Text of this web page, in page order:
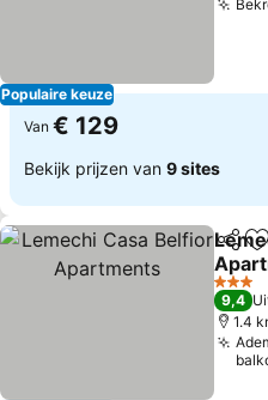
Populaire keuze
Van € 129
Bekijk prijzen van 9 sites
Delen
3 Sterren
9,4
1.4